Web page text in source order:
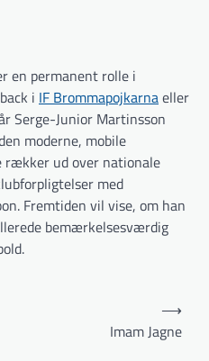
en permanent rolle i
i IF Brommapojkarnaeller
Serge-Junior Martinsson
moderne, mobile
rækker ud over nationale
med
Fremtiden vil vise, om han
bemærkelsesværdig
Imam Jagne
⟶